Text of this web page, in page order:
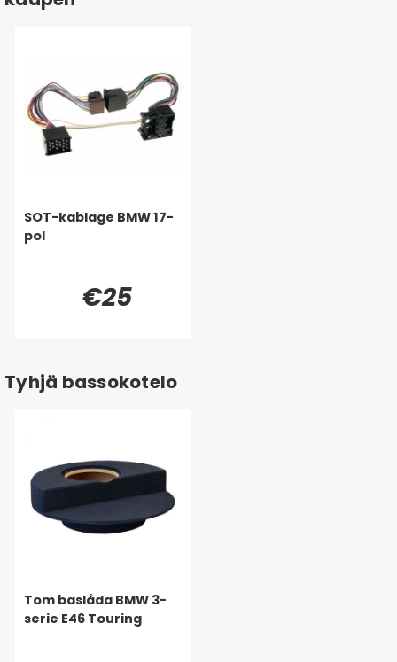
SOT-kablage BMW 17-
pol
€25
Tyhjä bassokotelo
Tom baslåda BMW 3-
serie E46 Touring